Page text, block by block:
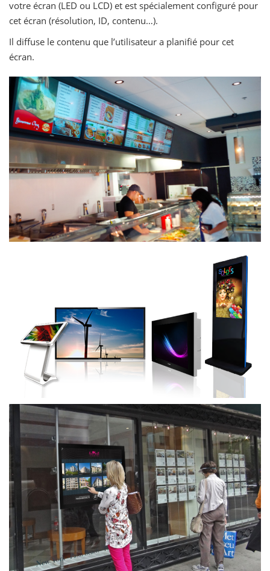
votre écran (LED ou LCD) et est spécialement configuré pour
cet écran (résolution, ID, contenu…).
Il diffuse le contenu que l’utilisateur a planifié pour cet
écran.